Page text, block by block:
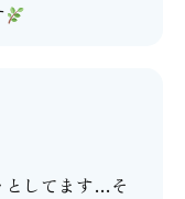
としてます…そ